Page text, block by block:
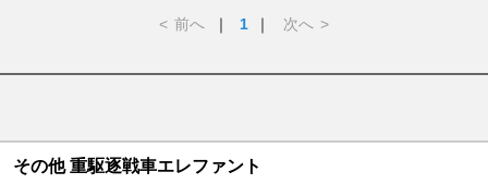
< 前へ ｜ 1 ｜ 次へ >
その他 重駆逐戦車エレファント